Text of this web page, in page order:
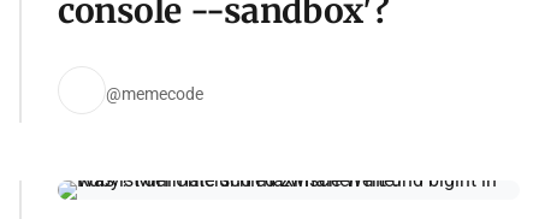
console --sandbox'?
@memecode